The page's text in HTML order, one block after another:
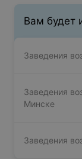
Вам будет
Заведения
Заведения
Минске
Заведения